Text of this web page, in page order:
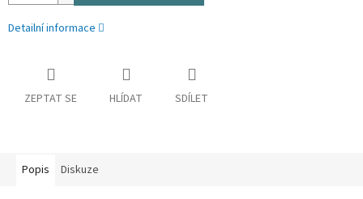
Detailní informace
ZEPTAT SE HLÍDAT SDÍLET
Popis Diskuze